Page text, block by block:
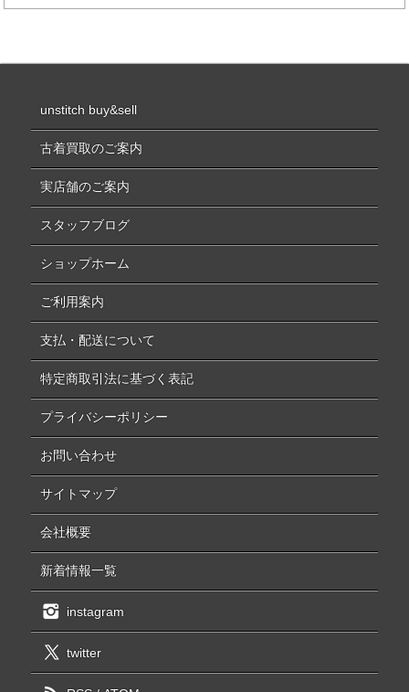
unstitch buy&sell
古着買取のご案内
実店舗のご案内
スタッフブログ
ショップホーム
ご利用案内
支払・配送について
特定商取引法に基づく表記
プライバシーポリシー
お問い合わせ
サイトマップ
会社概要
新着情報一覧
instagram
twitter